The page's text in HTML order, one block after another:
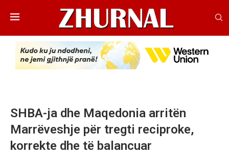
SHBA-ja dhe Maqedonia arritën
Marrëveshje për tregti reciproke,
korrekte dhe të balancuar